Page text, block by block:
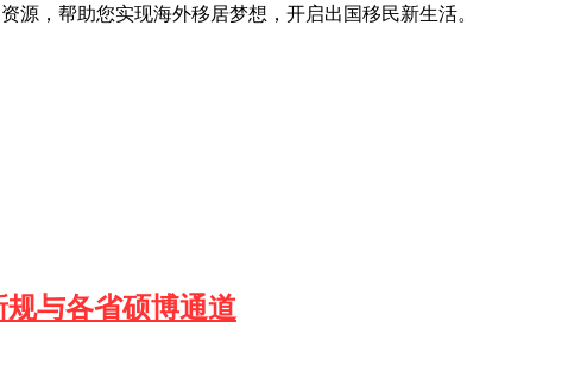
源，帮助您实现海外移居梦想，开启出国移民新生活。
与各省硕博通道